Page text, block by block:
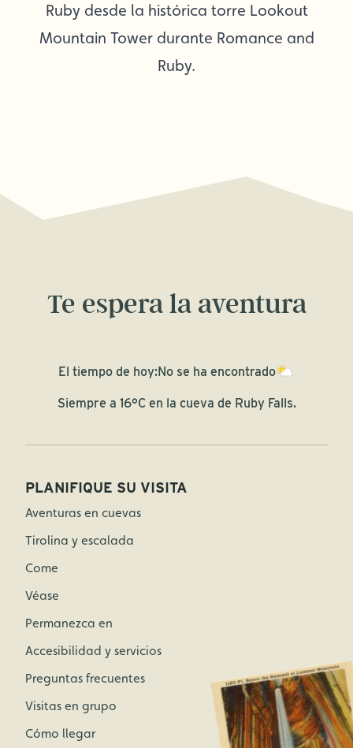
Ruby desde la histórica torre Lookout
Mountain Tower durante Romance and
Ruby.
Te espera la aventura
El tiempo de hoy:No se ha encontrado
Siempre a 16°C en la cueva de Ruby Falls.
PLANIFIQUE SU VISITA
Aventuras en cuevas
Tirolina y escalada
Come
Véase
Permanezca en
Accesibilidad y servicios
Preguntas frecuentes
Visitas en grupo
Cómo llegar